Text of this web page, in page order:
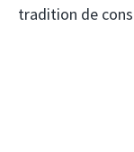
tradition de